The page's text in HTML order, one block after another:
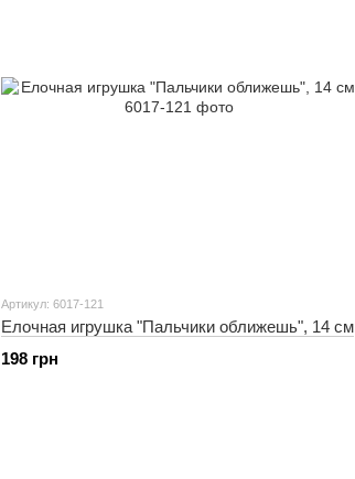
Артикул: 6017-121
Елочная игрушка "Пальчики оближешь", 14 см
198 грн